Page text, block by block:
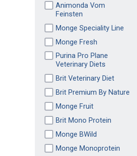
Animonda Vom
Feinsten
Monge Speciality Line
Monge Fresh
Purina Pro Plane
Veterinary Diets
Brit Veterinary Diet
Brit Premium By Nature
Monge Fruit
Brit Mono Protein
Monge BWild
Monge Monoprotein